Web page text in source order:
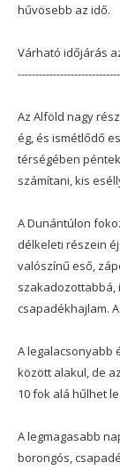
hűvösebb az idő.
Várható időjárás
Az Alföld nagy
ég, és ismétlődő
térségében
számítani, kis
A Dunántúlon
délkeleti részein
valószínű eső,
szakadozottabbá,
csapadékhajlam.
A legalacsonyabb
között alakul, de
10 fok alá hűlhet
A legmagasabb
borongós,